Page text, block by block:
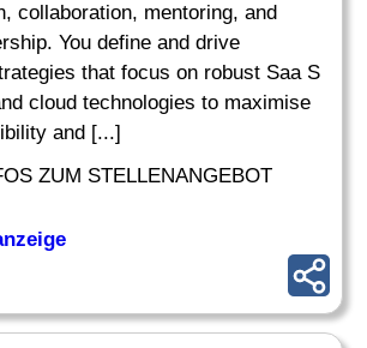
collaboration, mentoring, and
You define and drive
that focus on robust Saa S
cloud technologies to maximise
and [...]
ZUM STELLENANGEBOT